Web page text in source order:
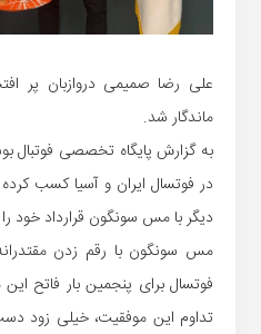
علی رضا صمیمی دروازبان پر
ماندگار شد.
به گزارش پایگاه تخصصی فوتبال
در فوتسال ایران و آسیا کسب کرده
دیگر با مس سونگون قرارداد خود
مس سونگون با رقم زدن
فوتسال برای پنجمین بار فاتح
تداوم این موفقیت، خیلی زود